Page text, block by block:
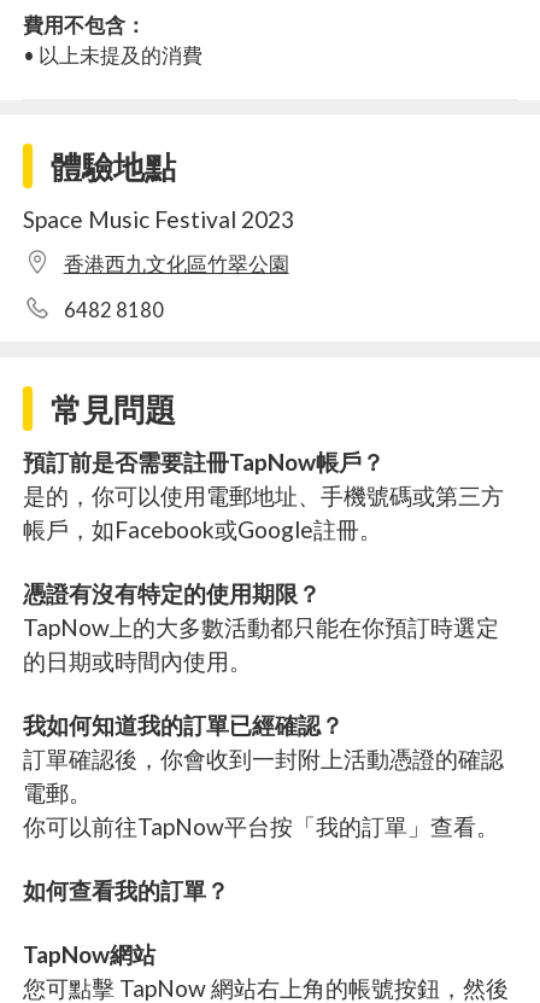
費用不包含：
• 以上未提及的消費
體驗地點
Space Music Festival 2023
香港西九文化區竹翠公園
6482 8180
常見問題
預訂前是否需要註冊TapNow帳戶？
是的，你可以使用電郵地址、手機號碼或第三方
帳戶，如Facebook或Google註冊。
憑證有沒有特定的使用期限？
TapNow上的大多數活動都只能在你預訂時選定
的日期或時間內使用。
我如何知道我的訂單已經確認？
訂單確認後，你會收到一封附上活動憑證的確認
電郵。
你可以前往TapNow平台按「我的訂單」查看。
如何查看我的訂單？
TapNow網站
您可點擊 TapNow 網站右上角的帳號按鈕，然後